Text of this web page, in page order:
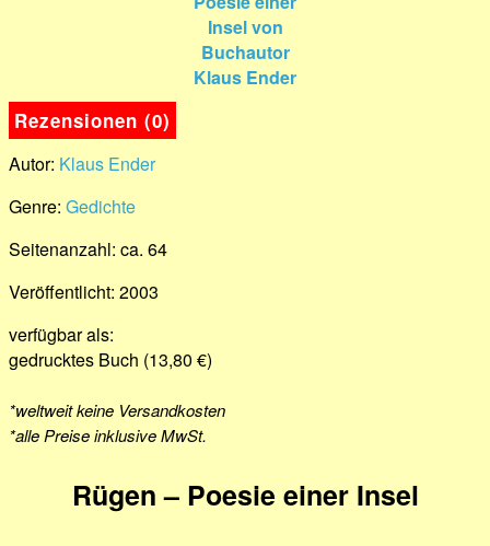
Rezensionen (0)
Autor: Klaus Ender
Genre: Gedichte
Seitenanzahl: ca. 64
Veröffentlicht: 2003
verfügbar als:
gedrucktes Buch (13,80 €)
*weltweit keine Versandkosten
*alle Preise inklusive MwSt.
Rügen – Poesie einer Insel